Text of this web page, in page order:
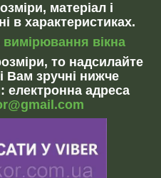
матеріал і
в характеристиках.
вікна
то надсилайте
Вам зручні нижче
електронна адреса